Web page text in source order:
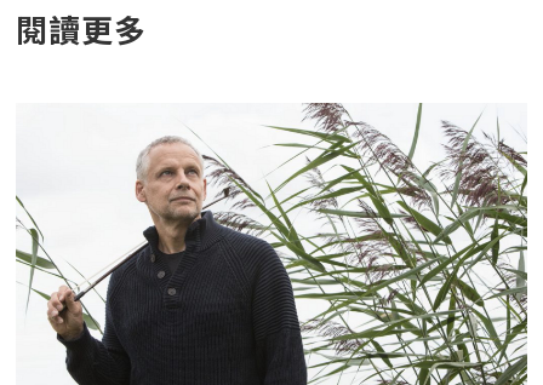
閱讀更多